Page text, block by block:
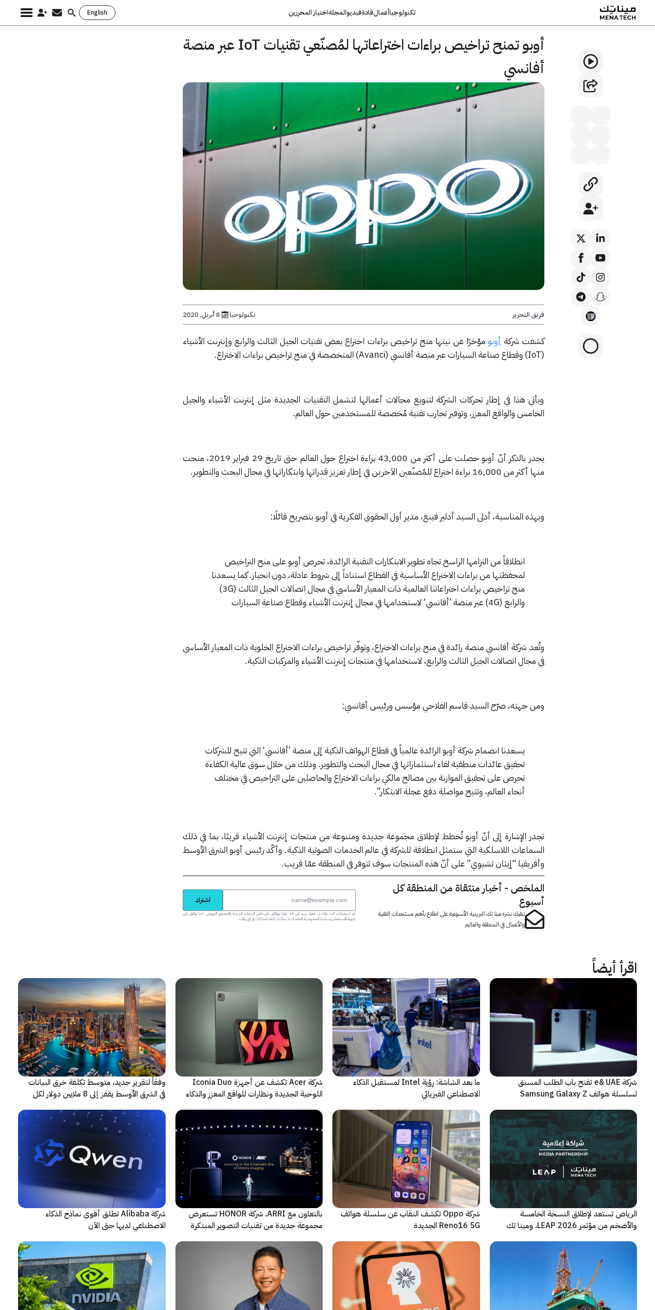
تكنولوجياأعمالقادةفيديوالمجلةاختيار المحررين English
Search
أوبو تمنح تراخيص براءات اختراعاتها لمُصنّعي تقنيات IoT عبر منصة
أفانسي
فريق التحرير تكنولوجيا 8 أبريل, 2020
كشفت شركة أوبومؤخرًا عن نيتها منح تراخيص براءات اختراع بعض تقنيات الجيل الثالث والرابع وإنترنت الأشياء
(IoT) وقطاع صناعة السيارات عبر منصة أفانسي (Avanci) المتخصصة في منح تراخيص براءات الاختراع.
ويأتي هذا في إطار تحركات الشركة لتنويع مجالات أعمالها لتشمل التقنيات الجديدة مثل إنترنت الأشياء والجيل
الخامس والواقع المعزز، وتوفير تجارب تقنية مُخصصة للمستخدمين حول العالم.
يجدر بالذكر أنّ أوبو حصلت على أكثر من 43,000 براءة اختراع حول العالم حتى تاريخ 29 فبراير 2019، منحت
منها أكثر من 16,000 براءة اختراع للمُصنّعين الآخرين في إطار تعزيز قدراتها وابتكاراتها في مجال البحث والتطوير.
وبهذه المناسبة، أدلى السيد أدلير فينغ، مدير أول الحقوق الفكرية في أوبو بتصريح قائلًا:
انطلاقاً من التزامها الراسخ تجاه تطوير الابتكارات التقنية الرائدة، تحرص أوبو على منح التراخيص
لمحفظتها من براءات الاختراع الأساسية في القطاع استناداً إلى شروط عادلة، دون انحياز. كما يسعدنا
منح تراخيص براءات اختراعاتنا العالمية ذات المعيار الأساسي في مجال اتصالات الجيل الثالث (3G)
والرابع (4G) عبر منصة ’أفانسي‘ لاستخدامها في مجال إنترنت الأشياء وقطاع صناعة السيارات
وتُعد شركة أفانسي منصة رائدة في منح براءات الاختراع، وتوفّر تراخيص براءات الاختراع الخلوية ذات المعيار الأساسي
في مجال اتصالات الجيل الثالث والرابع، لاستخدامها في منتجات إنترنت الأشياء والمركبات الذكية.
ومن جهته، صرّح السيد قاسم الفلاحي مؤسس ورئيس أفانسي:
يسعدنا انضمام شركة أوبو الرائدة عالمياً في قطاع الهواتف الذكية إلى منصة ’أفانسي‘ التي تتيح للشركات
تحقيق عائدات منطقية لقاء استثماراتها في مجال البحث والتطوير. وذلك من خلال سوق عالية الكفاءة
تحرص على تحقيق الموازنة بين مصالح مالكي براءات الاختراع والحاصلين على التراخيص في مختلف
أنحاء العالم، وتتيح مواصلة دفع عجلة الابتكار”.
تجدر الإشارة إلى أنّ أوبو تُخطط لإطلاق مجموعة جديدة ومتنوعة من منتجات إنترنت الأشياء قريبًا، بما في ذلك
السماعات اللاسلكية التي ستمثل انطلاقة للشركة في عالم الخدمات الصوتية الذكية. وأكّد رئيس أوبو الشرق الأوسط
وأفريقيا “إيثان تشيوي” على أنّ هذه المنتجات سوف تتوفر في المنطقة عمّا قريب.
الملخص - أخبار منتقاة من المنطقة كل
أسبوع
تبقيك نشرة مينا تك البريدية الأسبوعية على اطلاع بأهم مستجدات التقنية
والأعمال في المنطقة والعالم.
اشترك
عبر تسجيلك، أنت تؤكد أن عمرك يزيد عن 18 عاماً وتوافق على تلقي النشرات البريدية والمحتوى الترويجي، كما توافق على
شروط الاستخدام وسياسة الخصوصية الخاصة بنا. يمكنك إلغاء اشتراكك في أي وقت.
اقرأ أيضاً
شركة e& UAE تفتح باب الطلب المسبق
لسلسلة هواتف Samsung Galaxy Z
ﻣا بعد الشاشة: رؤية Intel لمستقبل اﻟذﻛﺎء
الاصطناعي الفيزيائي
شركة Acer تكشف عن أجهزة Iconia Duo
اللوحية الجديدة ونظارات للواقع المعزز والذكاء
وفقاً لتقرير جديد، متوسط تكلفة خرق البيانات
في الشرق الأوسط يقفز إلى 8 ملايين دولار لكل
الرياض تستعد لإطلاق النسخة الخامسة
والأضخم من مؤتمر LEAP 2026، ومينا تك
شركة Oppo تكشف النقاب عن سلسلة هواتف
Reno16 5G الجديدة
بالتعاون مع ARRI، شركة HONOR تستعرض
مجموعة جديدة من تقنيات التصوير المبتكرة
شركة Alibaba تطلق أقوى نماذج الذكاء
الاصطناعي لديها حتى الآن